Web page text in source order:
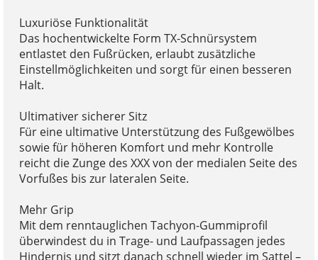
Luxuriöse Funktionalität
Das hochentwickelte Form TX-Schnürsystem
entlastet den Fußrücken, erlaubt zusätzliche
Einstellmöglichkeiten und sorgt für einen besseren
Halt.
Ultimativer sicherer Sitz
Für eine ultimative Unterstützung des Fußgewölbes
sowie für höheren Komfort und mehr Kontrolle
reicht die Zunge des XXX von der medialen Seite des
Vorfußes bis zur lateralen Seite.
Mehr Grip
Mit dem renntauglichen Tachyon-Gummiprofil
überwindest du in Trage- und Laufpassagen jedes
Hindernis und sitzt danach schnell wieder im Sattel –